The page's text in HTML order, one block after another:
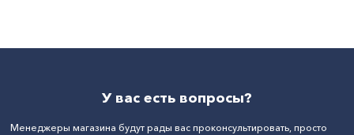
У вас есть вопросы?
Менеджеры магазина будут рады вас проконсультировать, просто